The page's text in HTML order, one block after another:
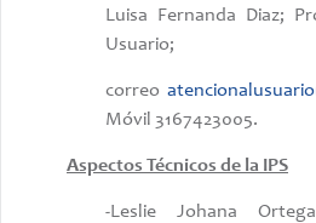
Luisa Fernanda Diaz;
Usuario;
correo
Móvil 3167423005.
Aspectos Técnicos de la IPS
-Leslie Johana